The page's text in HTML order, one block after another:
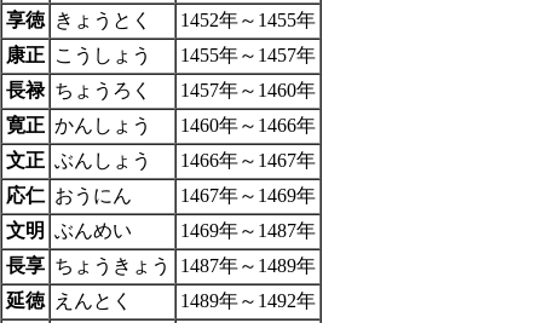
享徳 きょうとく
1452年～1455年
康正 こうしょう
1455年～1457年
長禄 ちょうろく
1457年～1460年
寛正 かんしょう
1460年～1466年
文正 ぶんしょう
1466年～1467年
応仁 おうにん
1467年～1469年
文明 ぶんめい
1469年～1487年
長享 ちょうきょう
1487年～1489年
延徳
えんとく
1489年～1492年